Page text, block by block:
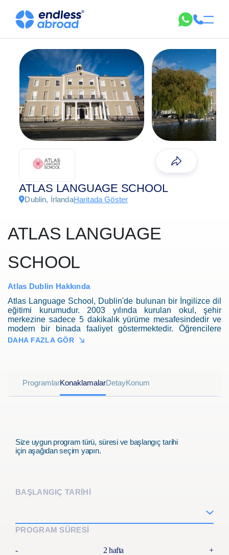
ATLAS LANGUAGE SCHOOL
Dublin, İrlandaHaritada Göster
ATLAS LANGUAGE
SCHOOL
Atlas Dublin Hakkında
Atlas Language School, Dublin'de bulunan bir İngilizce dil
eğitimi kurumudur. 2003 yılında kurulan okul, şehir
merkezine sadece 5 dakikalık yürüme mesafesindedir ve
modern bir binada faaliyet göstermektedir. Öğrencilere
İngilizce dil becerilerini geliştirmek ve İrlanda kültürünü
yoğunlaştırılmış programlar da sunmaktadır.
DAHA FAZLA GÖR
ProgramlarKonaklamalarDetayKonum
Size uygun program türü, süresi ve başlangıç tarihi
için aşağıdan seçim yapın.
BAŞLANGIÇ TARİHİ
PROGRAM SÜRESİ
- 2 hafta +